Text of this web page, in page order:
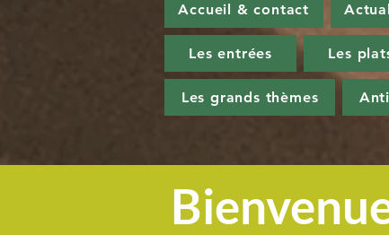
Accueil & contact
Les entrées Les
Les grands thèmes